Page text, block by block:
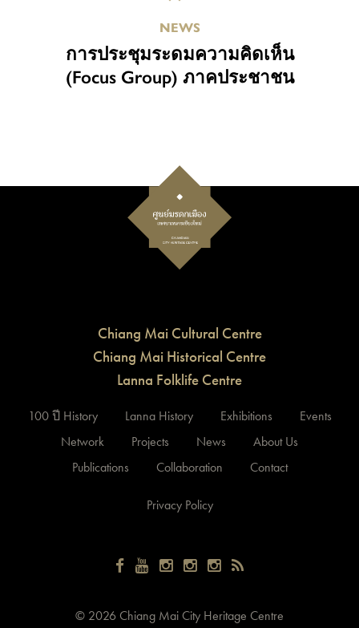
NEWS
การประชุมระดมความคิดเห็น
(Focus Group) ภาคประชาชน
Chiang Mai Cultural Centre
Chiang Mai Historical Centre
Lanna Folklife Centre
100 ปี History Lanna History Exhibitions
Events
Network
Projects News
About Us
Publications
Collaboration Contact
Privacy Policy
© 2026 Chiang Mai City Heritage Centre